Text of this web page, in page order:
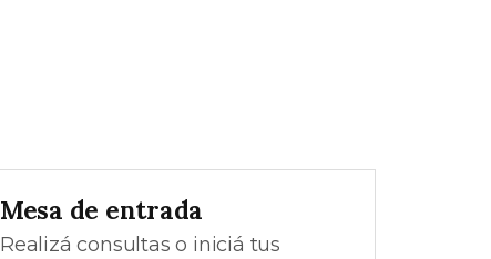
Mesa de entrada
Realizá consultas o iniciá tus